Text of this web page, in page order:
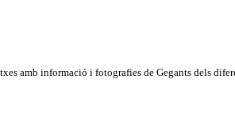
amb informació i fotografies de Gegants dels